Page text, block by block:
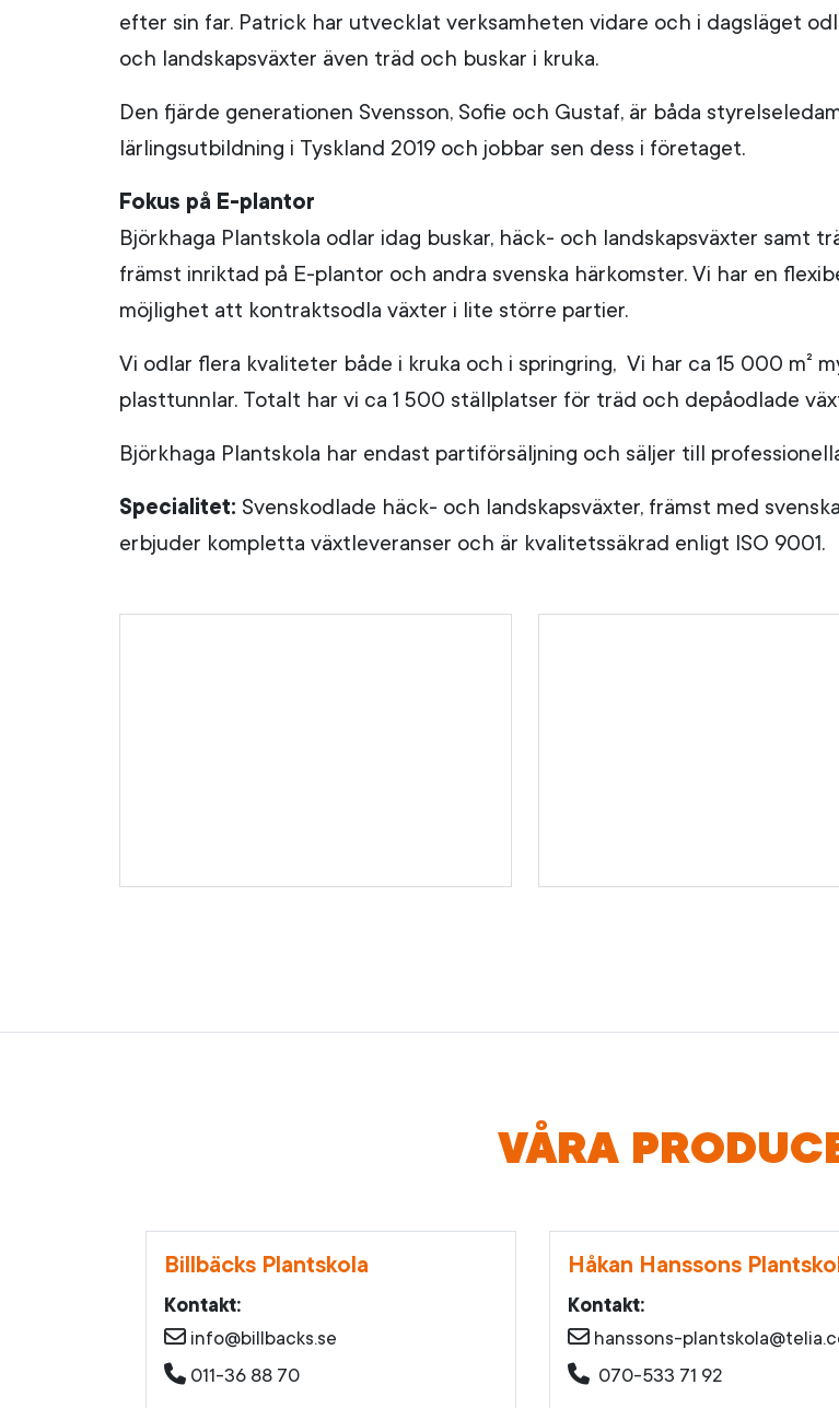
efter sin far. Patrick har utvecklat verksamheten vidare och i dagsläget
och landskapsväxter även träd och buskar i kruka.
Den fjärde generationen Svensson, Sofie och Gustaf, är båda
lärlingsutbildning i Tyskland 2019 och jobbar sen dess i företaget.
Fokus på E-plantor
Björkhaga Plantskola odlar idag buskar, häck- och landskapsväxter samt
främst inriktad på E-plantor och andra svenska härkomster. Vi har en
möjlighet att kontraktsodla växter i lite större partier.
Vi odlar flera kvaliteter både i kruka och i springring, Vi har ca 15 000 m²
plasttunnlar. Totalt har vi ca 1 500 ställplatser för träd och depåodlade
Björkhaga Plantskola har endast partiförsäljning och säljer till
Specialitet: Svenskodlade häck- och landskapsväxter, främst med
erbjuder kompletta växtleveranser och är kvalitetssäkrad enligt ISO 9001.
VÅRA
Billbäcks Plantskola
Kontakt:
info@billbacks.se
011-36 88 70
Håkan Hanssons
Kontakt:
hanssons-
070-533 71 92